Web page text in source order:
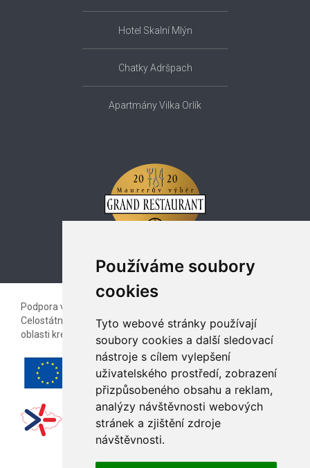
Používáme soubory
cookies
Tyto webové stránky používají
soubory cookies a další sledovací
nástroje s cílem vylepšení
uživatelského prostředí, zobrazení
přizpůsobeného obsahu a reklam,
analýzy návštěvnosti webových
stránek a zjištění zdroje
návštěvnosti.
Hotel Skalní Mlýn
Chatky Adršpach
Apartmány Vilka Orlík
Podpora vzájemné spolupráce kreativních profesionálů
Celostátní galerie kreativců a podnikatelského sektoru v
oblasti kreativních inovací.